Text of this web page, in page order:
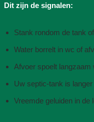
Dit zijn de signalen:
Stank rondom de tank
Water borrelt in wc of
Afvoer spoelt langzaam
Uw septic-tank is
Vreemde geluiden in de